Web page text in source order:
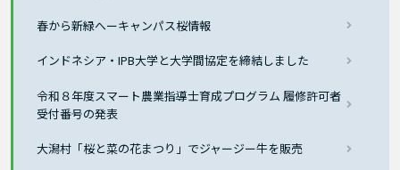
春から新緑へーキャンパス桜情報
インドネシア・IPB大学と大学間協定を締結しました
令和８年度スマート農業指導士育成プログラム 履修許可者
受付番号の発表
大潟村「桜と菜の花まつり」でジャージー牛を販売